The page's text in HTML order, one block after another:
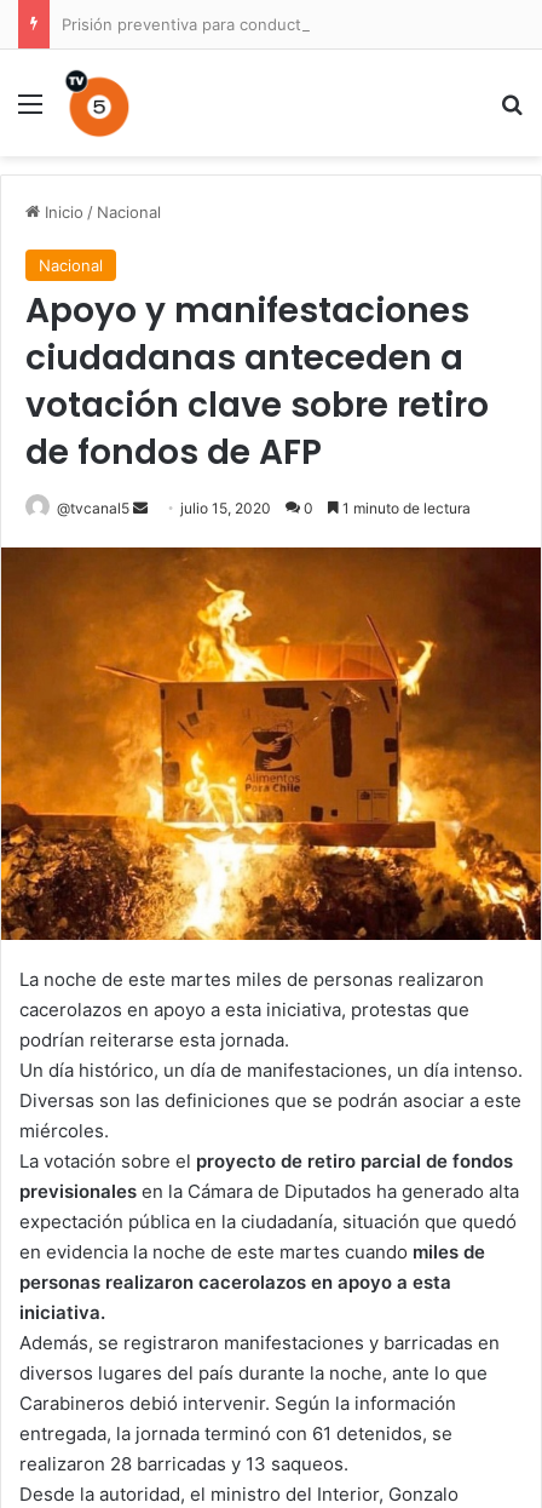
Menú
Inicio / Nacional
Nacional
Apoyo y manifestaciones
ciudadanas anteceden a
votación clave sobre retiro
de fondos de AFP
@tvcanal5
Sendjulio 15, 2020 0 1 minuto de lectura
La noche de este martes miles de personas realizaron
cacerolazos en apoyo a esta iniciativa, protestas que
podrían reiterarse esta jornada.
Un día histórico, un día de manifestaciones, un día intenso.
Diversas son las definiciones que se podrán asociar a este
miércoles.
La votación sobre el proyecto de retiro parcial de fondos
previsionales en la Cámara de Diputados ha generado alta
expectación pública en la ciudadanía, situación que quedó
en evidencia la noche de este martes cuando miles de
personas realizaron cacerolazos en apoyo a esta
iniciativa.
Además, se registraron manifestaciones y barricadas en
diversos lugares del país durante la noche, ante lo que
Carabineros debió intervenir. Según la información
entregada, la jornada terminó con 61 detenidos, se
realizaron 28 barricadas y 13 saqueos.
Desde la autoridad, el ministro del Interior, Gonzalo